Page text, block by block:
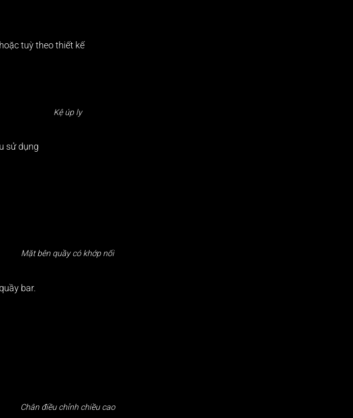
tuỳ theo thiết kế
Kệ úp ly
sử dụng
Mặt bên quầy có khớp nối
bar.
Chân điều chỉnh chiều cao